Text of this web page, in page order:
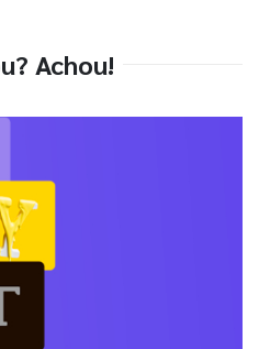
Achou!